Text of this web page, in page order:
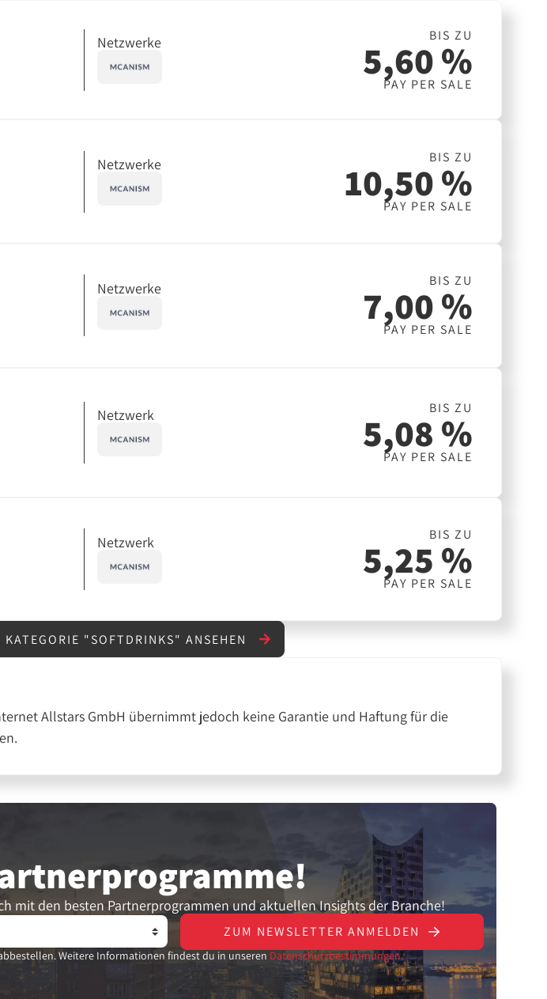
Netzwerke BIS ZU
5,60 %
PAY PER SALE
Netzwerke BIS ZU
10,50 %
PAY PER SALE
Netzwerke BIS ZU
7,00 %
PAY PER SALE
Netzwerk BIS ZU
5,08 %
PAY PER SALE
Netzwerk BIS ZU
5,25 %
PAY PER SALE
"SOFTDRINKS" ANSEHEN
Allstars GmbH übernimmt jedoch keine Garantie und Haftung für die
mit den besten Partnerprogrammen und aktuellen Insights der Branche!
ZUM NEWSLETTER ANMELDEN
Weitere Informationen findest du in unseren Datenschutzbestimmungen.